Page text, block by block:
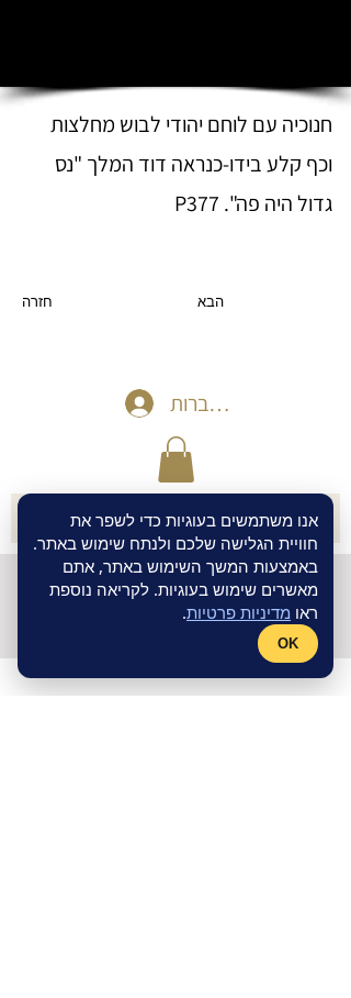
אנו משתמשים בעוגיות כדי לשפר את
חוויית הגלישה שלכם ולנתח שימוש באתר.
באמצעות המשך השימוש באתר, אתם
מאשרים שימוש בעוגיות. לקריאה נוספת
ראו מדיניות פרטיות.
OK
חנוכיה עם לוחם יהודי לבוש מחלצות
וכף קלע בידו-כנראה דוד המלך "נס
גדול היה פה". P377
חזרה הבא
להתחברות
©חנות אינטרנטית- אתר תדמית Wix
Masterמקבוצת